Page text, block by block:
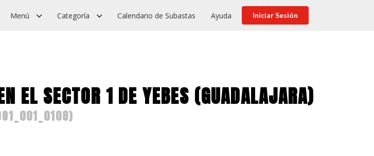
Menú Categoría Calendario de Subastas Ayuda Iniciar Sesión
EL SECTOR 1 DE YEBES (GUADALAJARA)
)